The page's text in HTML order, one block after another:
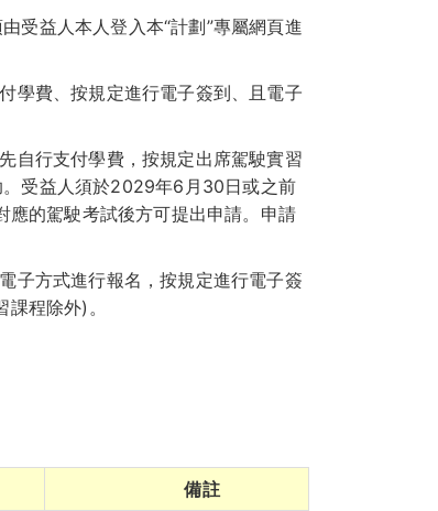
受益人本人登入本“計劃”專屬網頁進
學費、按規定進行電子簽到、且電子
自行支付學費，按規定出席駕駛實習
受益人須於2029年6月30日或之前
的駕駛考試後方可提出申請。申請
子方式進行報名，按規定進行電子簽
程除外)。
備註